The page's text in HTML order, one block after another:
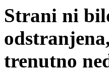
Strani ni
trenutno